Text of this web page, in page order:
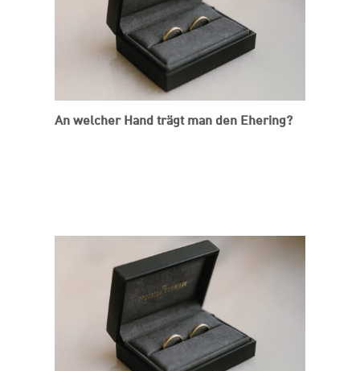
An welcher Hand trägt man den Ehering?